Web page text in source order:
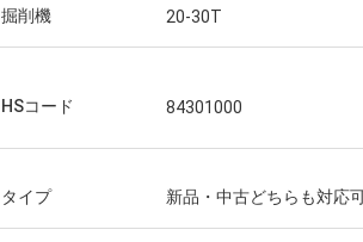
掘削機 20-30T
HSコード 84301000
タイプ 新品・中古どちらも対応